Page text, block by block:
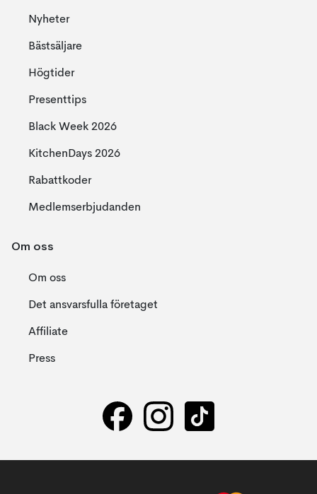
Nyheter
Bästsäljare
Högtider
Presenttips
Black Week 2026
KitchenDays 2026
Rabattkoder
Medlemserbjudanden
Om oss
Om oss
Det ansvarsfulla företaget
Affiliate
Press